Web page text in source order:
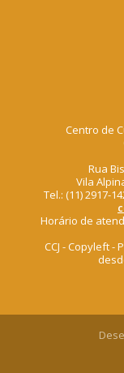
Centro de
Rua
Vila
Tel.: (11) 2917-
Horário de
CCJ - Copyleft